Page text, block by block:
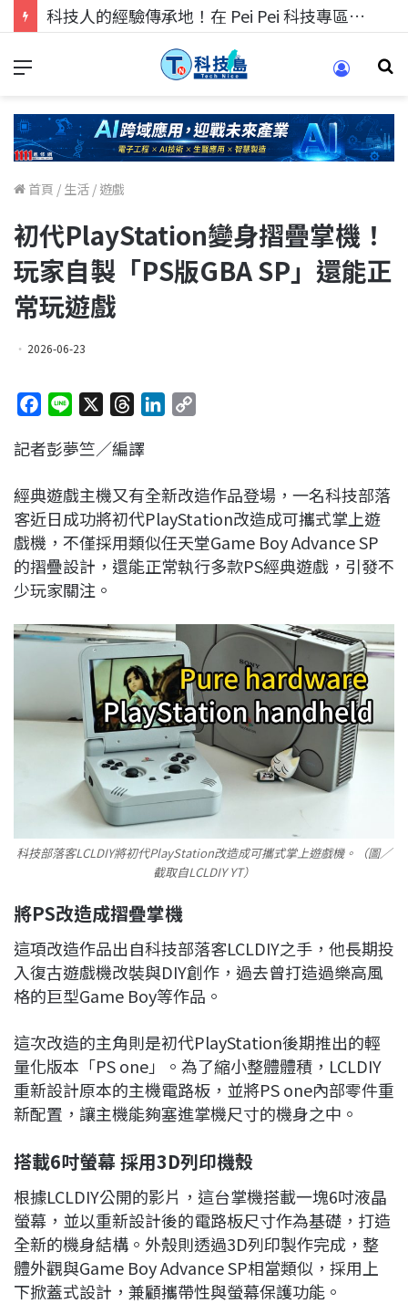
科技人找工作，就到TECH+ 科技專區!
首頁 / 生活 / 遊戲
初代PlayStation變身摺疊掌機！
玩家自製「PS版GBA SP」還能正
常玩遊戲
2026-06-23
c
b
o
o
k
n
r
a
d
s
e
d
I
n
L
i
n
k
記者彭夢竺／編譯
經典遊戲主機又有全新改造作品登場，一名科技部落
客近日成功將初代PlayStation改造成可攜式掌上遊
戲機，不僅採用類似任天堂Game Boy Advance SP
的摺疊設計，還能正常執行多款PS經典遊戲，引發不
少玩家關注。
科技部落客LCLDIY將初代PlayStation改造成可攜式掌上遊戲機。（圖／
截取自LCLDIY YT）
將PS改造成摺疊掌機
這項改造作品出自科技部落客LCLDIY之手，他長期投
入復古遊戲機改裝與DIY創作，過去曾打造過樂高風
格的巨型Game Boy等作品。
這次改造的主角則是初代PlayStation後期推出的輕
量化版本「PS one」。為了縮小整體體積，LCLDIY
重新設計原本的主機電路板，並將PS one內部零件重
新配置，讓主機能夠塞進掌機尺寸的機身之中。
搭載6吋螢幕 採用3D列印機殼
根據LCLDIY公開的影片，這台掌機搭載一塊6吋液晶
螢幕，並以重新設計後的電路板尺寸作為基礎，打造
全新的機身結構。外殼則透過3D列印製作完成，整
體外觀與Game Boy Advance SP相當類似，採用上
下掀蓋式設計，兼顧攜帶性與螢幕保護功能。